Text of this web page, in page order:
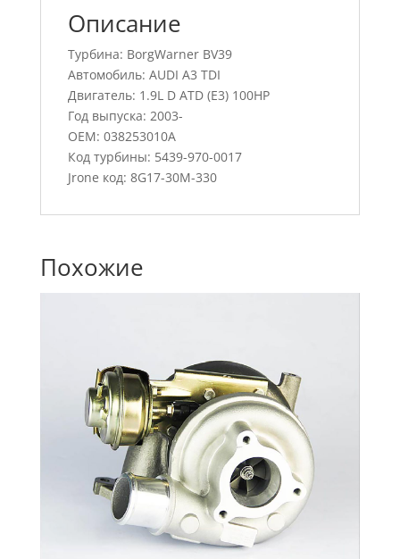
Описание
Турбина: BorgWarner BV39
Автомобиль: AUDI A3 TDI
Двигатель: 1.9L D ATD (E3) 100HP
Год выпуска: 2003-
OEM: 038253010A
Код турбины: 5439-970-0017
Jrone код: 8G17-30M-330
Похожие